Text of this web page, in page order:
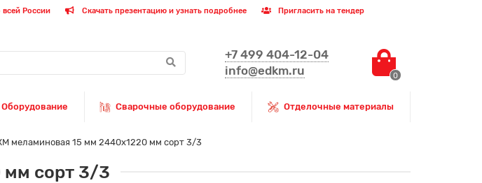
всей России Скачать презентацию и узнать подробнее Пригласить на тендер
+7 499 404-12-04
info@edkm.ru
0
Оборудование Сварочные оборудование Отделочные материалы
меламиновая 15 мм 2440х1220 мм сорт 3/3
сорт 3/3